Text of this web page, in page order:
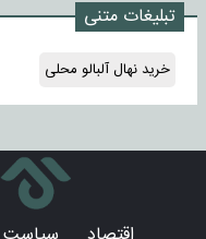
تبلیغات متنی
خرید نهال آلبالو محلی